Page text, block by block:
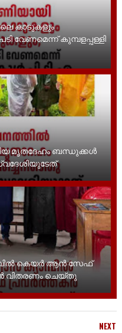
കാടുകളും
വേണമെന്ന് കുമ്പളപ്പള്ളി
മൃതദേഹം ബന്ധുക്കൾ
കെയർ ആൻ സേഫ്
വിതരണം ചെയ്തു
NEXT